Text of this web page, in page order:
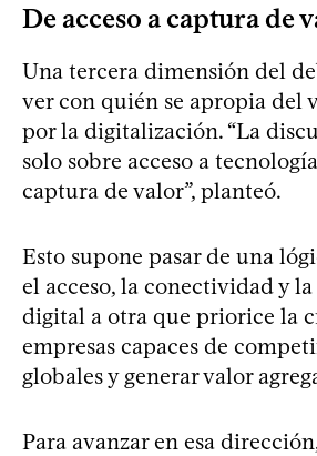
De acceso a captura de
Una tercera dimensión del
ver con quién se apropia del
por la digitalización. “La
solo sobre acceso a
captura de valor”, planteó.
Esto supone pasar de una
el acceso, la conectividad y
digital a otra que priorice la
empresas capaces de
globales y generar valor
Para avanzar en esa